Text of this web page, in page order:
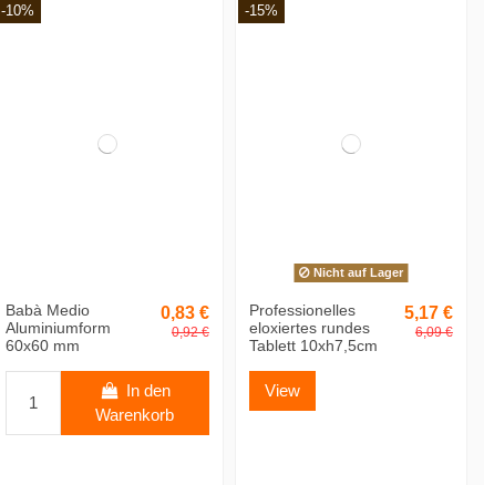
-10%
Babà Medio
Aluminiumform
60x60 mm
0,83 €
0,92 €
In den
Warenkorb
-15%
Nicht auf Lager
Professionelles
eloxiertes rundes
Tablett 10xh7,5cm
5,17 €
6,09 €
View